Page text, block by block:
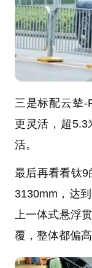
三是标配云辇-
更灵活，超5.3
活。
最后再看看钛9
3130mm，达
上一体式悬浮
覆，整体都偏高